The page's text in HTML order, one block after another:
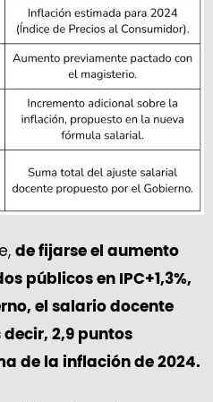
de fijarse el aumento
públicos en IPC+1,3%,
el salario docente
decir, 2,9 puntos
de la inflación de 2024.